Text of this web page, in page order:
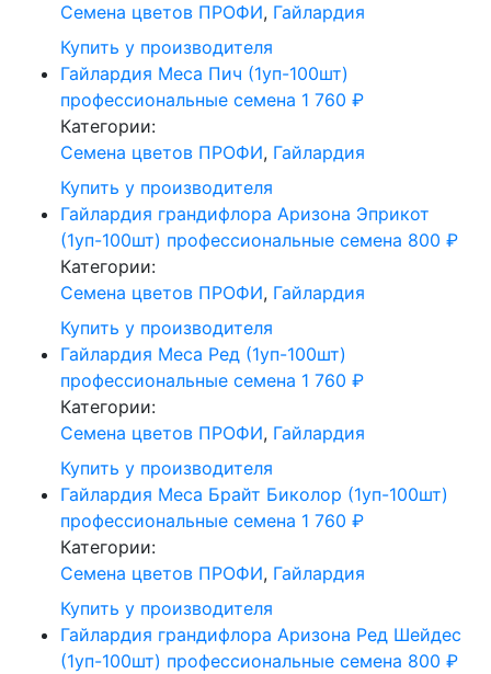
Cемена цветов ПРОФИ, Гайлардия
Купить у производителя
Гайлардия Меса Пич (1уп-100шт)
профессиональные семена 1 760 ₽
Категории:
Cемена цветов ПРОФИ, Гайлардия
Купить у производителя
Гайлардия грандифлора Аризона Эприкот
(1уп-100шт) профессиональные семена 800 ₽
Категории:
Cемена цветов ПРОФИ, Гайлардия
Купить у производителя
Гайлардия Меса Ред (1уп-100шт)
профессиональные семена 1 760 ₽
Категории:
Cемена цветов ПРОФИ, Гайлардия
Купить у производителя
Гайлардия Меса Брайт Биколор (1уп-100шт)
профессиональные семена 1 760 ₽
Категории:
Cемена цветов ПРОФИ, Гайлардия
Купить у производителя
Гайлардия грандифлора Аризона Ред Шейдес
(1уп-100шт) профессиональные семена 800 ₽